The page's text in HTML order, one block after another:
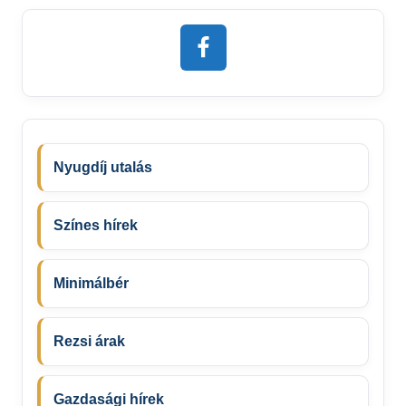
Nyugdíj utalás
Színes hírek
Minimálbér
Rezsi árak
Gazdasági hírek